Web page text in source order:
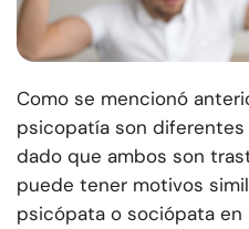
Como se mencionó
psicopatía son diferentes
dado que ambos son
puede tener motivos
psicópata o sociópata en